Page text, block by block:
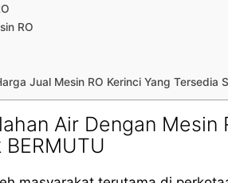
RO
Jual Mesin RO Kerinci Yang Tersedia
Air Dengan Mesin